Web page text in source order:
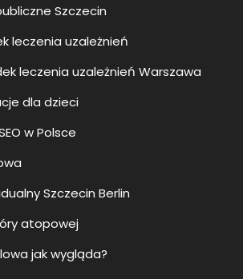
Szczecin
leczenia uzależnień
leczenia uzależnień Warszawa
dla dzieci
w Polsce
Szczecin Berlin
atopowej
jak wygląda?